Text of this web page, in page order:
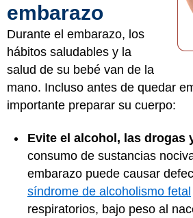
embarazo
Durante el embarazo, los
hábitos saludables y la
salud de su bebé van de la
mano. Incluso antes de quedar
importante preparar su cuerpo:
Evite el alcohol, las drogas
consumo de sustancias
embarazo puede causar
síndrome de alcoholismo fetal
respiratorios, bajo peso al